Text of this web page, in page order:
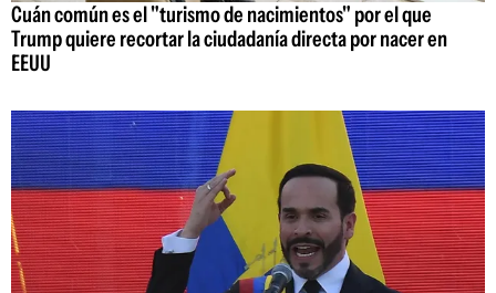
Cuán común es el "turismo de nacimientos" por el que
Trump quiere recortar la ciudadanía directa por nacer en
EEUU